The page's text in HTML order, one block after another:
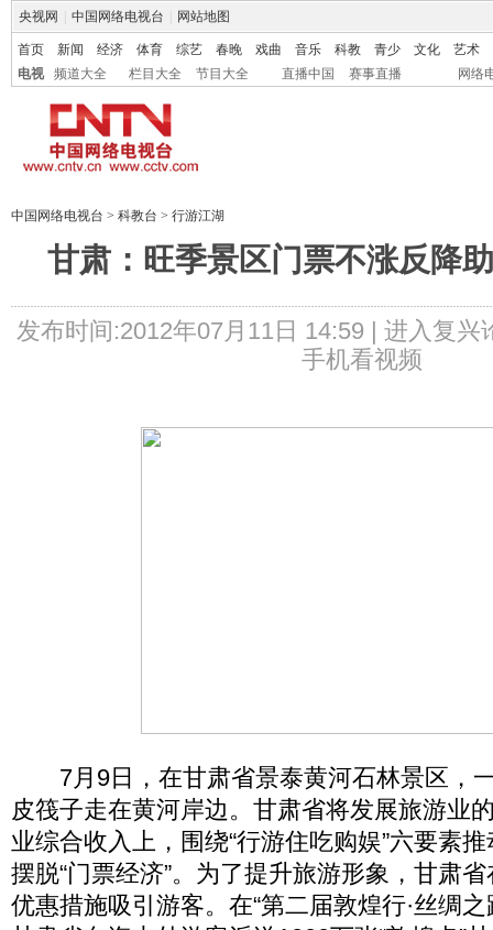
央视网 中国网络电视台 网站地图
首页 新闻 经济 体育 综艺 春晚 戏曲 音乐 科教 青少 文化
艺术
电视
频道大全 栏目大全 节目大全 直播中国 赛事直播 网络
中国网络电视台 > 科教台 > 行游江湖
甘肃：旺季景区门票不涨反降
发布时间:2012年07月11日 14:59 | 进入复兴
手机看视频
7月9日，在甘肃省景泰黄河石林景区，
皮筏子走在黄河岸边。甘肃省将发展旅游业
业综合收入上，围绕“行游住吃购娱”六要素
摆脱“门票经济”。为了提升旅游形象，甘肃
优惠措施吸引游客。在“第二届敦煌行·丝绸